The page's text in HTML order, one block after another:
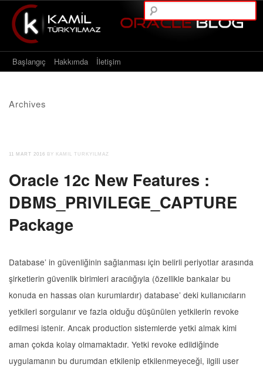
Main menu
Skip to content
Başlangıç Hakkımda İletişim
Archives
11 MART 2016 BY KAMIL TURKYILMAZ
Oracle 12c New Features :
DBMS_PRIVILEGE_CAPTURE
Package
Database’ in güvenliğinin sağlanması için belirli periyotlar arasında
şirketlerin güvenlik birimleri aracılığıyla (özellikle bankalar bu
konuda en hassas olan kurumlardır) database’ deki kullanıcıların
yetkileri sorgulanır ve fazla olduğu düşünülen yetkilerin revoke
edilmesi istenir. Ancak production sistemlerde yetki almak kimi
aman çokda kolay olmamaktadır. Yetki revoke edildiğinde
uygulamanın bu durumdan etkilenip etkilenmeyeceği, ilgili user